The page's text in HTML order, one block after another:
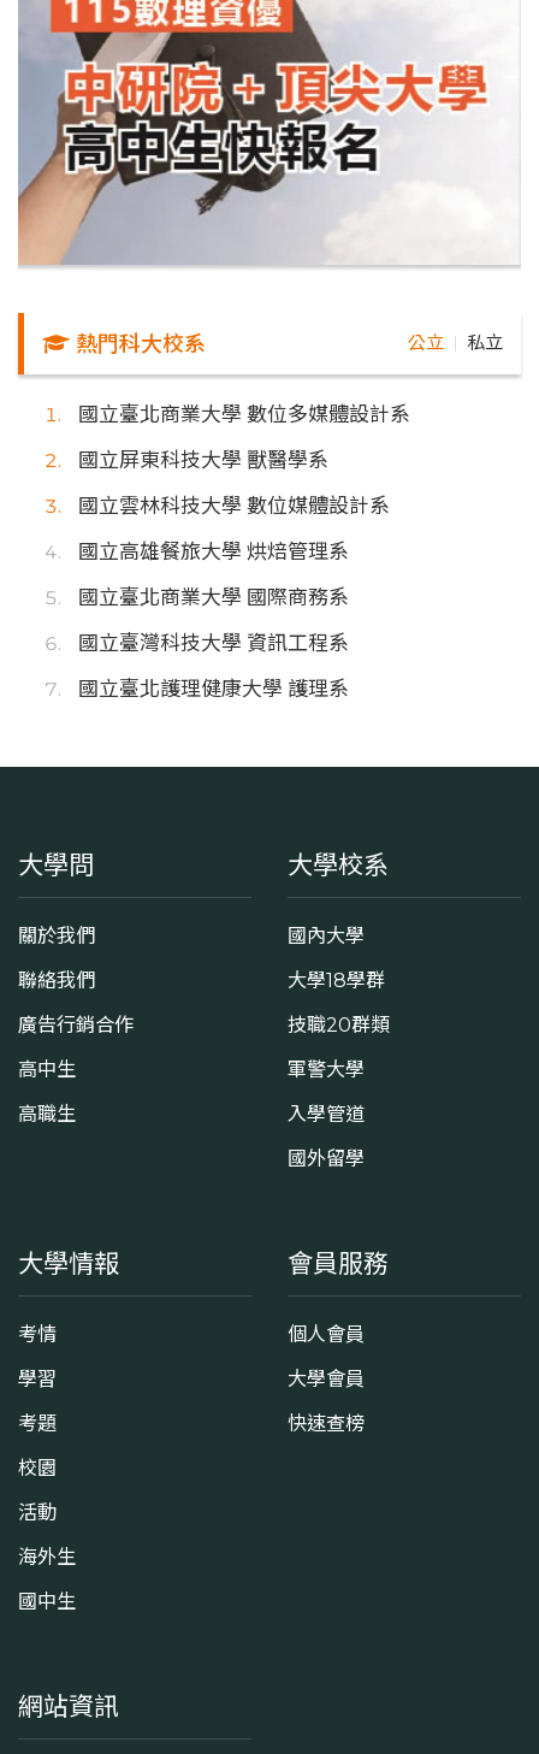
熱門科大校系 公立 ｜ 私立
國立臺北商業大學 數位多媒體設計系
國立屏東科技大學 獸醫學系
國立雲林科技大學 數位媒體設計系
國立高雄餐旅大學 烘焙管理系
國立臺北商業大學 國際商務系
國立臺灣科技大學 資訊工程系
國立臺北護理健康大學 護理系
大學問
關於我們
聯絡我們
廣告行銷合作
高中生
高職生
大學校系
國內大學
大學18學群
技職20群類
軍警大學
入學管道
國外留學
大學情報
考情
學習
考題
校園
活動
海外生
國中生
會員服務
個人會員
大學會員
快速查榜
網站資訊